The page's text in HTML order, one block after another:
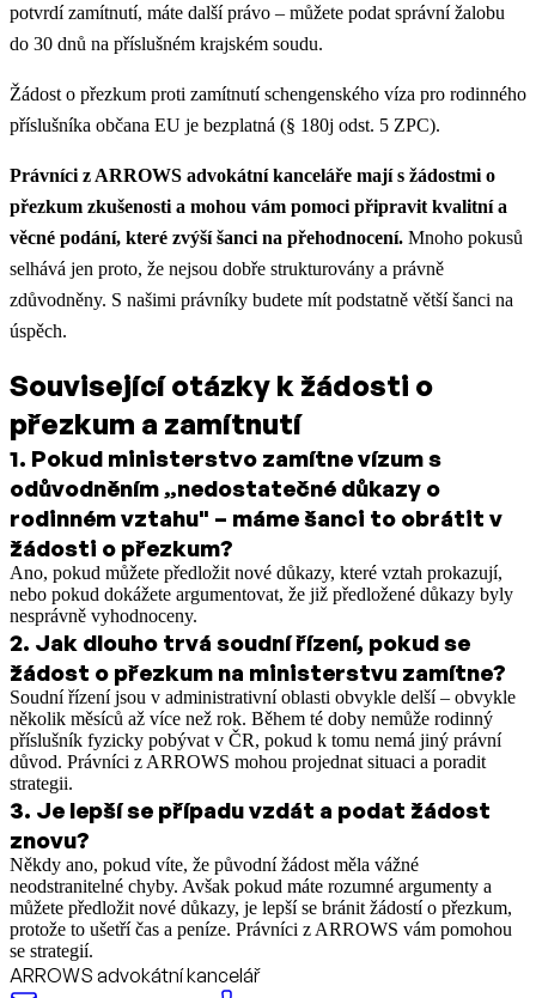
potvrdí zamítnutí, máte další právo – můžete podat správní žalobu
do 30 dnů na příslušném krajském soudu.
Žádost o přezkum proti zamítnutí schengenského víza pro rodinného
příslušníka občana EU je bezplatná (§ 180j odst. 5 ZPC).
Právníci z ARROWS advokátní kanceláře mají s žádostmi o
přezkum zkušenosti a mohou vám pomoci připravit kvalitní a
věcné podání, které zvýší šanci na přehodnocení. Mnoho pokusů
selhává jen proto, že nejsou dobře strukturovány a právně
zdůvodněny. S našimi právníky budete mít podstatně větší šanci na
úspěch.
Související otázky k žádosti o
přezkum a zamítnutí
1. Pokud ministerstvo zamítne vízum s
odůvodněním „nedostatečné důkazy o
rodinném vztahu" – máme šanci to obrátit v
žádosti o přezkum?
Ano, pokud můžete předložit nové důkazy, které vztah prokazují,
nebo pokud dokážete argumentovat, že již předložené důkazy byly
nesprávně vyhodnoceny.
2. Jak dlouho trvá soudní řízení, pokud se
žádost o přezkum na ministerstvu zamítne?
Soudní řízení jsou v administrativní oblasti obvykle delší – obvykle
několik měsíců až více než rok. Během té doby nemůže rodinný
příslušník fyzicky pobývat v ČR, pokud k tomu nemá jiný právní
důvod. Právníci z ARROWS mohou projednat situaci a poradit
strategii.
3. Je lepší se případu vzdát a podat žádost
znovu?
Někdy ano, pokud víte, že původní žádost měla vážné
neodstranitelné chyby. Avšak pokud máte rozumné argumenty a
můžete předložit nové důkazy, je lepší se bránit žádostí o přezkum,
protože to ušetří čas a peníze. Právníci z ARROWS vám pomohou
se strategií.
ARROWS advokátní kancelář